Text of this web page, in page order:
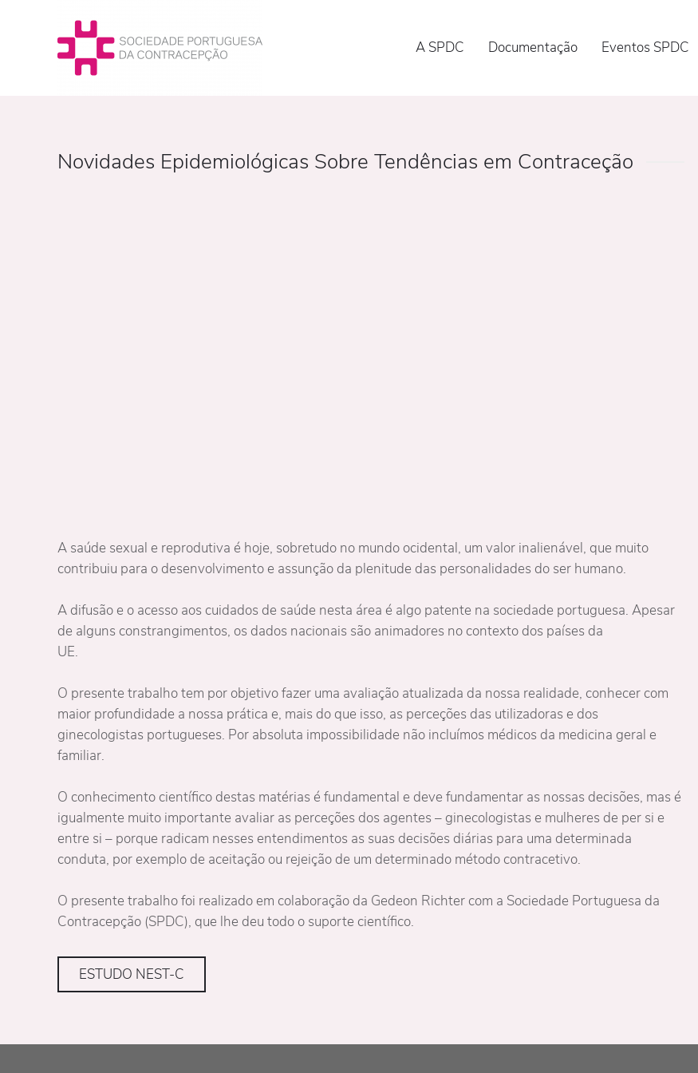
A SPDC Documentação Eventos SPDC
Novidades Epidemiológicas Sobre Tendências em Contraceção
A saúde sexual e reprodutiva é hoje, sobretudo no mundo ocidental, um valor inalienável, que muito
contribuiu para o desenvolvimento e assunção da plenitude das personalidades do ser humano.
A difusão e o acesso aos cuidados de saúde nesta área é algo patente na sociedade portuguesa. Apesar
de alguns constrangimentos, os dados nacionais são animadores no contexto dos países da
UE.
O presente trabalho tem por objetivo fazer uma avaliação atualizada da nossa realidade, conhecer com
maior profundidade a nossa prática e, mais do que isso, as perceções das utilizadoras e dos
ginecologistas portugueses. Por absoluta impossibilidade não incluímos médicos da medicina geral e
familiar.
O conhecimento científico destas matérias é fundamental e deve fundamentar as nossas decisões, mas é
igualmente muito importante avaliar as perceções dos agentes – ginecologistas e mulheres de per si e
entre si – porque radicam nesses entendimentos as suas decisões diárias para uma determinada
conduta, por exemplo de aceitação ou rejeição de um determinado método contracetivo.
O presente trabalho foi realizado em colaboração da Gedeon Richter com a Sociedade Portuguesa da
Contracepção (SPDC), que lhe deu todo o suporte científico.
ESTUDO NEST-C